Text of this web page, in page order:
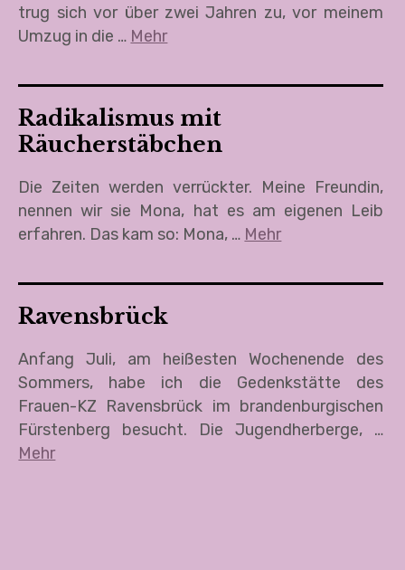
About
Termine, Kontakt & Impressum
trug sich vor über zwei Jahren zu, vor meinem
Umzug in die … Mehr
Radikalismus mit
Räucherstäbchen
Die Zeiten werden verrückter. Meine Freundin,
nennen wir sie Mona, hat es am eigenen Leib
erfahren. Das kam so: Mona, … Mehr
Ravensbrück
Anfang Juli, am heißesten Wochenende des
Sommers, habe ich die Gedenkstätte des
Frauen-KZ Ravensbrück im brandenburgischen
Fürstenberg besucht. Die Jugendherberge, …
Mehr